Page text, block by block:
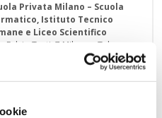
Privata Milano – Scuola
Istituto Tecnico
e Liceo Scientifico
Testi, 7 Milano – Tel.
Scuola Privata Informatica